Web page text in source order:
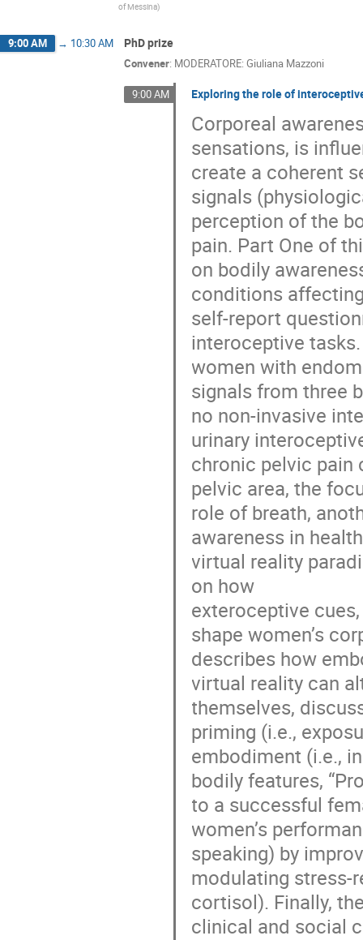
of Messina)
9:00 AM → 10:30 AM PhD prize
Convener: MODERATORE: Giuliana Mazzoni
9:00 AM Exploring the role of
Corporeal
sensations, is
create a coherent
signals
perception of the
pain. Part One of
on bodily
conditions
self-report
interoceptive
women with
signals from three
no non-invasive
urinary
chronic pelvic pain
pelvic area, the
role of breath,
awareness in
virtual reality
on how
exteroceptive
shape women’s
describes how
virtual reality can
themselves,
priming (i.e.,
embodiment (i.e.,
bodily features,
to a successful
women’s
speaking) by
modulating stress-
cortisol). Finally,
clinical and social